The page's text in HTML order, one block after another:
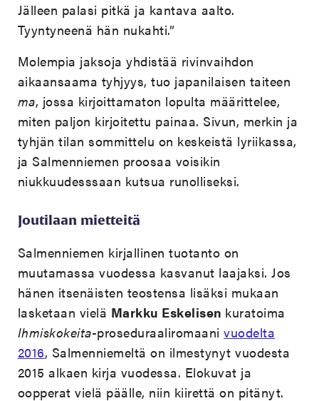
Jälleen palasi pitkä ja kantava aalto.
Tyyntyneenä hän nukahti.”
Molempia jaksoja yhdistää rivinvaihdon
aikaansaama tyhjyys, tuo japanilaisen taiteen
ma, jossa kirjoittamaton lopulta määrittelee,
miten paljon kirjoitettu painaa. Sivun, merkin ja
tyhjän tilan sommittelu on keskeistä lyriikassa,
ja Salmenniemen proosaa voisikin
niukkuudesssaan kutsua runolliseksi.
Joutilaan mietteitä
Salmenniemen kirjallinen tuotanto on
muutamassa vuodessa kasvanut laajaksi. Jos
hänen itsenäisten teostensa lisäksi mukaan
lasketaan vielä Markku Eskelisen kuratoima
Ihmiskokeita-proseduraaliromaanivuodelta
2016, Salmenniemeltä on ilmestynyt vuodesta
2015 alkaen kirja vuodessa. Elokuvat ja
oopperat vielä päälle, niin kiirettä on pitänyt.